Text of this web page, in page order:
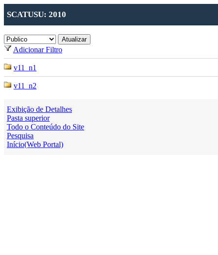
SCATUSU: 2010
Adicionar Filtro
v11_n1
v11_n2
Exibição de Detalhes
Pasta superior
Todo o Conteúdo do Site
Pesquisa
Início(Web Portal)